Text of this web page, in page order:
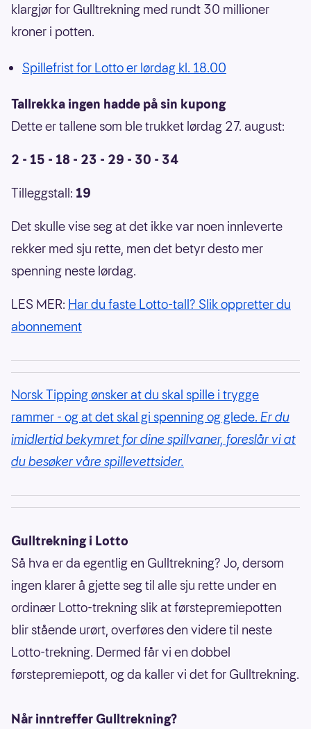
klargjør for Gulltrekning med rundt 30 millioner
kroner i potten.
Spillefrist for Lotto er lørdag kl. 18.00
Tallrekka ingen hadde på sin kupong
Dette er tallene som ble trukket lørdag 27. august:
2 - 15 - 18 - 23 - 29 - 30 - 34
Tilleggstall: 19
Det skulle vise seg at det ikke var noen innleverte
rekker med sju rette, men det betyr desto mer
spenning neste lørdag.
LES MER: Har du faste Lotto-tall? Slik oppretter du
abonnement
Norsk Tipping ønsker at du skal spille i trygge
rammer - og at det skal gi spenning og glede. Er du
imidlertid bekymret for dine spillvaner, foreslår vi at
du besøker våre spillevettsider.
Gulltrekning i Lotto
Så hva er da egentlig en Gulltrekning? Jo, dersom
ingen klarer å gjette seg til alle sju rette under en
ordinær Lotto-trekning slik at førstepremiepotten
blir stående urørt, overføres den videre til neste
Lotto-trekning. Dermed får vi en dobbel
førstepremiepott, og da kaller vi det for Gulltrekning.
Når inntreffer Gulltrekning?